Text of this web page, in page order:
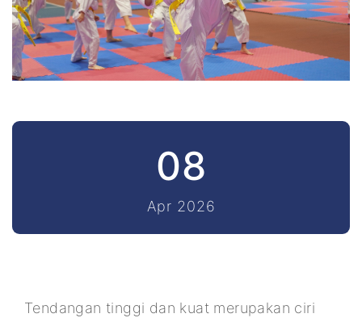
08
Apr 2026
Tendangan tinggi dan kuat merupakan ciri